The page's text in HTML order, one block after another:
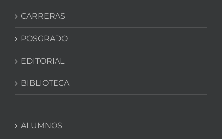
CARRERAS
POSGRADO
EDITORIAL
BIBLIOTECA
ALUMNOS